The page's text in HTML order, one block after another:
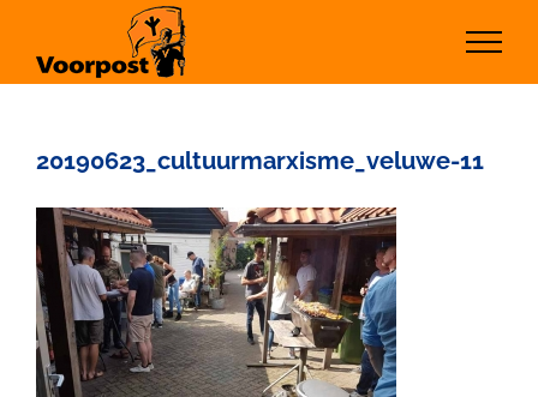
inhoud
20190623_cultuurmarxisme_veluwe-11